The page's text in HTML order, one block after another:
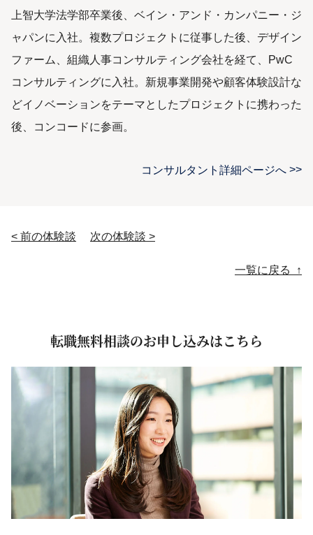
上智大学法学部卒業後、ベイン・アンド・カンパニー・ジ
ャパンに入社。複数プロジェクトに従事した後、デザイン
ファーム、組織人事コンサルティング会社を経て、PwC
コンサルティングに入社。新規事業開発や顧客体験設計な
どイノベーションをテーマとしたプロジェクトに携わった
後、コンコードに参画。
コンサルタント詳細ページへ
< 前の体験談 次の体験談 >
一覧に戻る ↑
転職無料相談のお申し込みはこちら